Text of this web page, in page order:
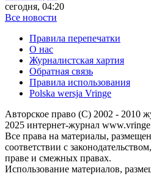
сегодня, 04:20
Все новости
Правила перепечатки
О нас
Журналистская хартия
Обратная связь
Правила использования
Polska wersja Vringe
Авторское право (С) 2002 -
2025 интернет-журнал
Все права на материалы,
соответствии с
праве и смежных правах.
Использование материалов,